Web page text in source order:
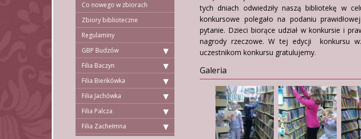
Co nowego w zbiorach
Zbiory biblioteczne
Regulaminy
GBP Budzów
Filia Baczyn
Filia Bieńkówka
Filia Jachówka
Filia Palcza
Filia Zachełmna
tych dniach odwiedziły naszą bibliotekę w
konkursowe polegało na podaniu
pytanie. Dzieci biorące udział w konkursie i
nagrody rzeczowe. W tej edycji konkursu
uczestnikom konkursu gratulujemy.
Galeria